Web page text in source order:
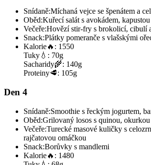
Snídaně:Míchaná vejce se špenátem a
Oběd:Kuřecí salát s avokádem,
Večeře:Hovězí stir-fry s brokolicí, cibulí
Snack:Plátky pomeranče s vlašskými
Kalorie🔥: 1550
Tuky 💧: 70g
Sacharidy🌾: 140g
Proteiny🥩: 105g
Den 4
Snídaně:Smoothie s řeckým jogurtem,
Oběd:Grilovaný losos s quinou, okurkou
Večeře:Turecké masové kuličky s
rajčatovou omáčkou
Snack:Borůvky s mandlemi
Kalorie🔥: 1480